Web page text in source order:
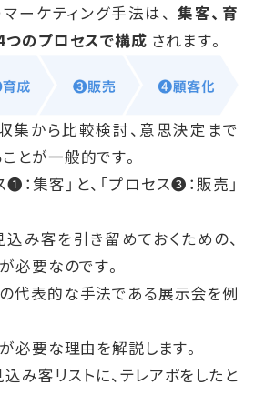
ーケティング手法は、 集客、育
つのプロセスで構成 されます。
集から比較検討、意思決定まで
とが一般的です。
：集客」と、「プロセス❸：販売」
み客を引き留めておくための、
必要なのです。
の代表的な手法である展示会を例
必要な理由を解説します。
み客リストに、テレアポをしたと